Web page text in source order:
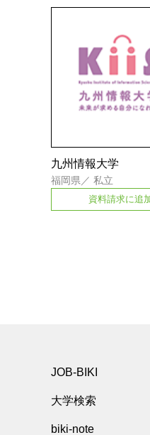
九州情報大学
福岡県 ／ 私立
資料請求に追
JOB-BIKI
大学検索
biki-note